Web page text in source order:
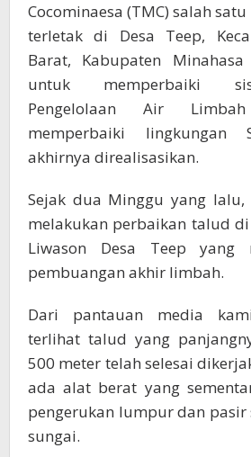
Cocominaesa (TMC) salah
terletak di Desa Teep,
Barat, Kabupaten Minahasa
untuk memperbaiki
Pengelolaan Air
memperbaiki lingkungan
akhirnya direalisasikan.
Sejak dua Minggu yang lalu,
melakukan perbaikan talud
Liwason Desa Teep yang
pembuangan akhir limbah.
Dari pantauan media
terlihat talud yang
500 meter telah selesai
ada alat berat yang
pengerukan lumpur dan
sungai.